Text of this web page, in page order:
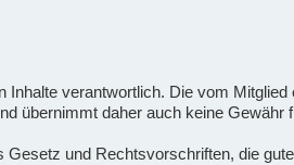
verantwortlich. Die vom
übernimmt daher auch keine Gewähr
und Rechtsvorschriften, die